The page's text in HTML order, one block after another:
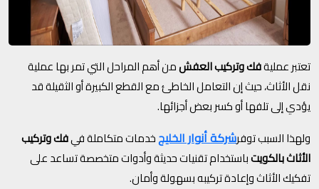
تعتبر عمليةفك وتركيب العفشمن أهم المراحل التي تمر بها عملية
نقل الأثاث، حيث إن التعامل الخاطئ مع القطع الكبيرة أو الثقيلة قد
يؤدي إلى تلفها أو كسر بعض أجزائها.
ولهذا السبب توفرشركة أنوار الخليجخدمات متكاملة فيفك وتركيب
الأثاث بالكويتباستخدام تقنيات حديثة وأدوات متخصصة تساعد على
تفكيك الأثاث وإعادة تركيبه بسهولة وأمان.